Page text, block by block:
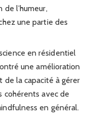
l’humeur,
une partie des
en résidentiel
une amélioration
la capacité à gérer
cohérents avec de
en général.